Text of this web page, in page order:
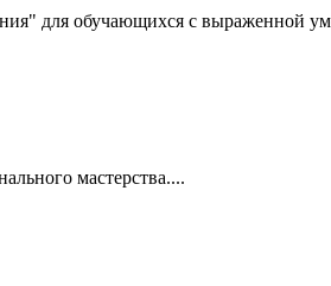
для обучающихся с выраженной
мастерства....